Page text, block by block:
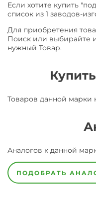
Если хотите купить
список из 1 заводов-
Для приобретения
Поиск или выбирайте
нужный Товар.
Товаров данной марки
Аналогов к данной
ПОДОБРАТЬ